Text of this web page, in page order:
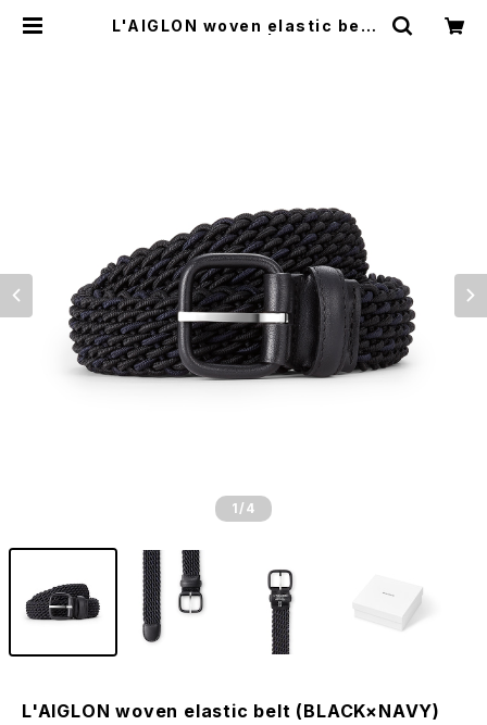
L'AIGLON woven elastic belt
1 /4
L'AIGLON woven elastic belt (BLACK×NAVY)